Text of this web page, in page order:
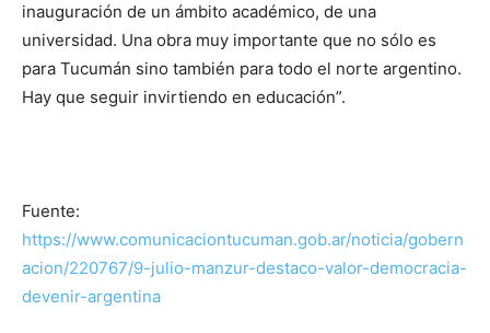
inauguración de un ámbito académico, de una
universidad. Una obra muy importante que no sólo es
para Tucumán sino también para todo el norte argentino.
Hay que seguir invirtiendo en educación”.
Fuente:
https://www.comunicaciontucuman.gob.ar/noticia/gobern
acion/220767/9-julio-manzur-destaco-valor-democracia-
devenir-argentina